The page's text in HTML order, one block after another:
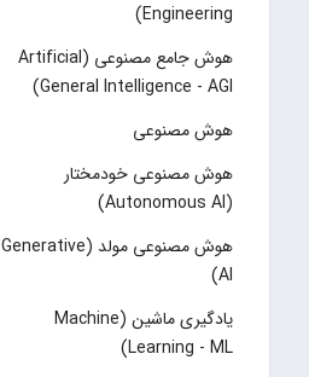
Engineering)
هوش جامع مصنوعی (Artificial
General Intelligence - AGI)
هوش مصنوعی
هوش مصنوعی خودمختار
(Autonomous AI)
هوش مصنوعی مولد (Generative
AI)
یادگیری ماشین (Machine
Learning - ML)